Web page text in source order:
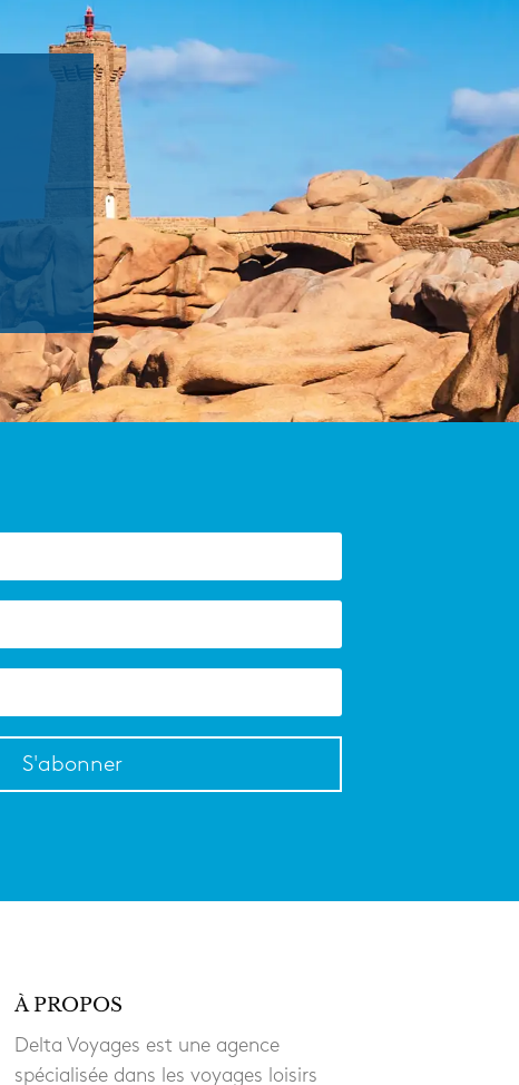
S'abonner
À PROPOS
Delta Voyages est une agence
spécialisée dans les voyages loisirs